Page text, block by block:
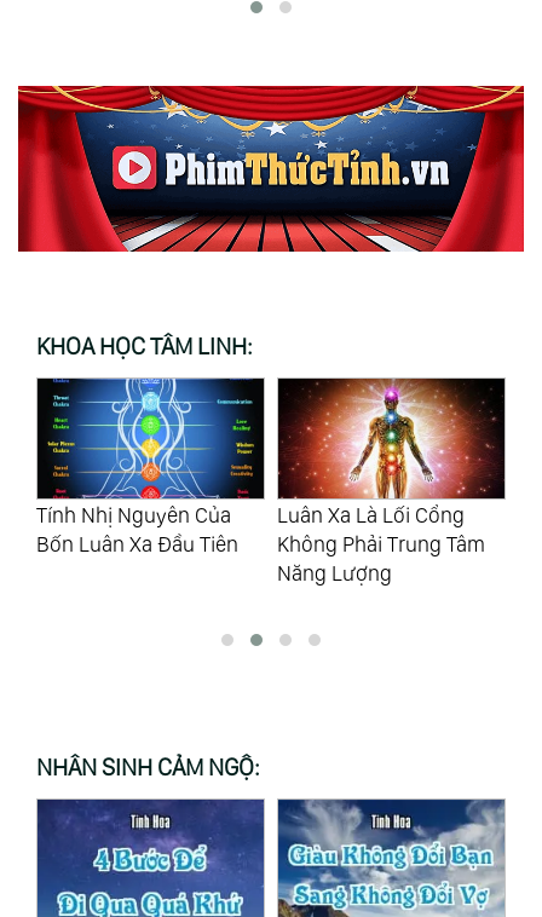
KHOA HỌC TÂM LINH:
Luân Xa Là Lối Cổng
Không Phải Trung Tâm
Numerology: Life Path
Số 1
NHÂN SINH CẢM NGỘ: